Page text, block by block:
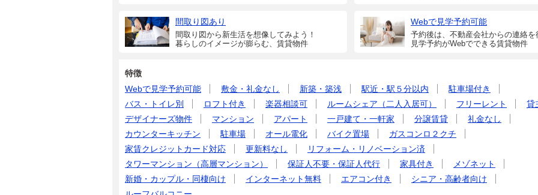
間取り図あり
間取り図から新生活を想像してみよう！
暮らしのイメージが膨らむ、賃貸物件
Webで見学予約可能
予約後は、不動産会社からの連絡を
見学予約がWebでできる賃貸物件
特徴
Webで見学予約可能
敷金・礼金なし 新築・築浅 駅近・駅５分以内
駐車場付き
バス・トイレ別
ロフト付き 楽器相談可 ルームシェア（二人入居可） フリーレント
貸
デザイナーズ物件
マンション アパート 一戸建て・一軒家 分譲賃貸
礼金なし
カウンターキッチン
駐車場 オール電化 バイク置場
ガスコンロ２クチ
家賃クレジットカード対応
更新料なし
リフォーム・リノベーション済
タワーマンション（高層マンション）
保証人不要・保証人代行 家具付き
メゾネット
新婚・カップル・同棲向け
インターネット無料 エアコン付き
シニア・高齢者向け